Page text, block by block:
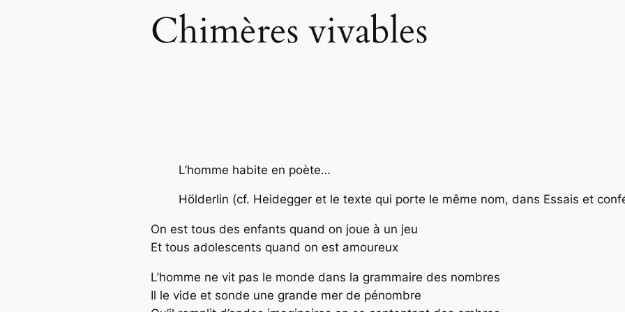
Chimères vivables
L’homme habite en poète…
Hölderlin (cf. Heidegger et le texte qui porte le même nom, dans Essais et
On est tous des enfants quand on joue à un jeu
Et tous adolescents quand on est amoureux
L’homme ne vit pas le monde dans la grammaire des nombres
Il le vide et sonde une grande mer de pénombre